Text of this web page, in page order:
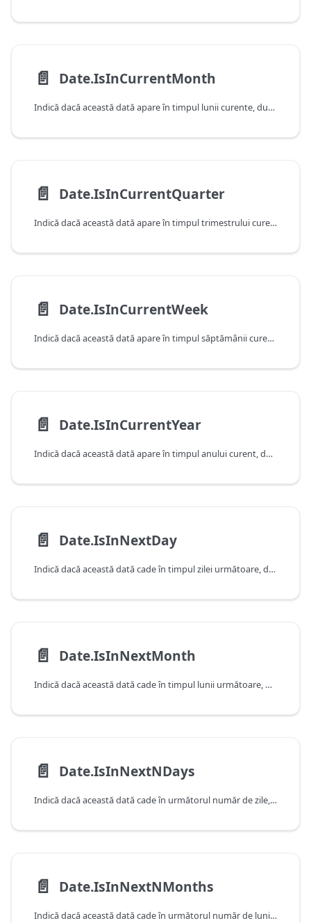
📄️ Date.IsInCurrentMonth
Indică dacă această dată apare în timpul lunii curente, după cum este determinat de data şi ora curente ale sistemului.
📄️ Date.IsInCurrentQuarter
Indică dacă această dată apare în timpul trimestrului curent, după cum este determinat de data şi ora curente ale sistemului.
📄️ Date.IsInCurrentWeek
Indică dacă această dată apare în timpul săptămânii curente, după cum este determinat de data şi ora curente ale sistemului.
📄️ Date.IsInCurrentYear
Indică dacă această dată apare în timpul anului curent, după cum este determinat de data şi ora curente ale sistemului.
📄️ Date.IsInNextDay
Indică dacă această dată cade în timpul zilei următoare, după cum este determinat de data și ora curente ale sistemului. Rețineți că această funcție va returna false atunci când primește o valoare care cade în ziua curentă.
📄️ Date.IsInNextMonth
Indică dacă această dată cade în timpul lunii următoare, după cum este determinat de data și ora curente ale sistemului. Rețineți că această funcție va returna false atunci când primește o valoare care cade în luna curentă.
📄️ Date.IsInNextNDays
Indică dacă această dată cade în următorul număr de zile, după cum este determinat de data și ora curente ale sistemului. Rețineți că această funcție va returna false atunci când primește o valoare care cade în ziua curentă.
📄️ Date.IsInNextNMonths
Indică dacă această dată cade în următorul număr de luni, după cum este determinat de data și ora curente ale sistemului. Rețineți că această funcție va returna false atunci când primește o valoare care cade în luna curentă.